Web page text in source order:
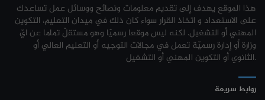
03-08 جامعة القيروان : بلاغ خاص بالطلبة منقوصي الوثائق
03-08
2027
24-01 نتائج مناظرة الإلتحاق بالتكوين في مستوى مؤهل التقني السامي - دورة فيفري
2024
21-11 مناظرة إنتداب ضباط إصلاح بوزارة العدل لسنة 2023
17-11
هذا الموقع يهدف إلى تقديم معلومات ونصائح ووسائل عمل تساعدك
على الاستعداد و اتخاذ القرار سواء كان ذلك في ميدان التعليم، التكوين
المهني أو التشغيل. لكنه ليس موقعا رسميّا وهو مستقلّ تماما عن ايّ
وزارة أو إدارة رسميّة تعمل في مجالات التوجيه أو التعليم العالي أو
الثانوي أو التكوين المهني أو التشغيل.
روابط سريعة